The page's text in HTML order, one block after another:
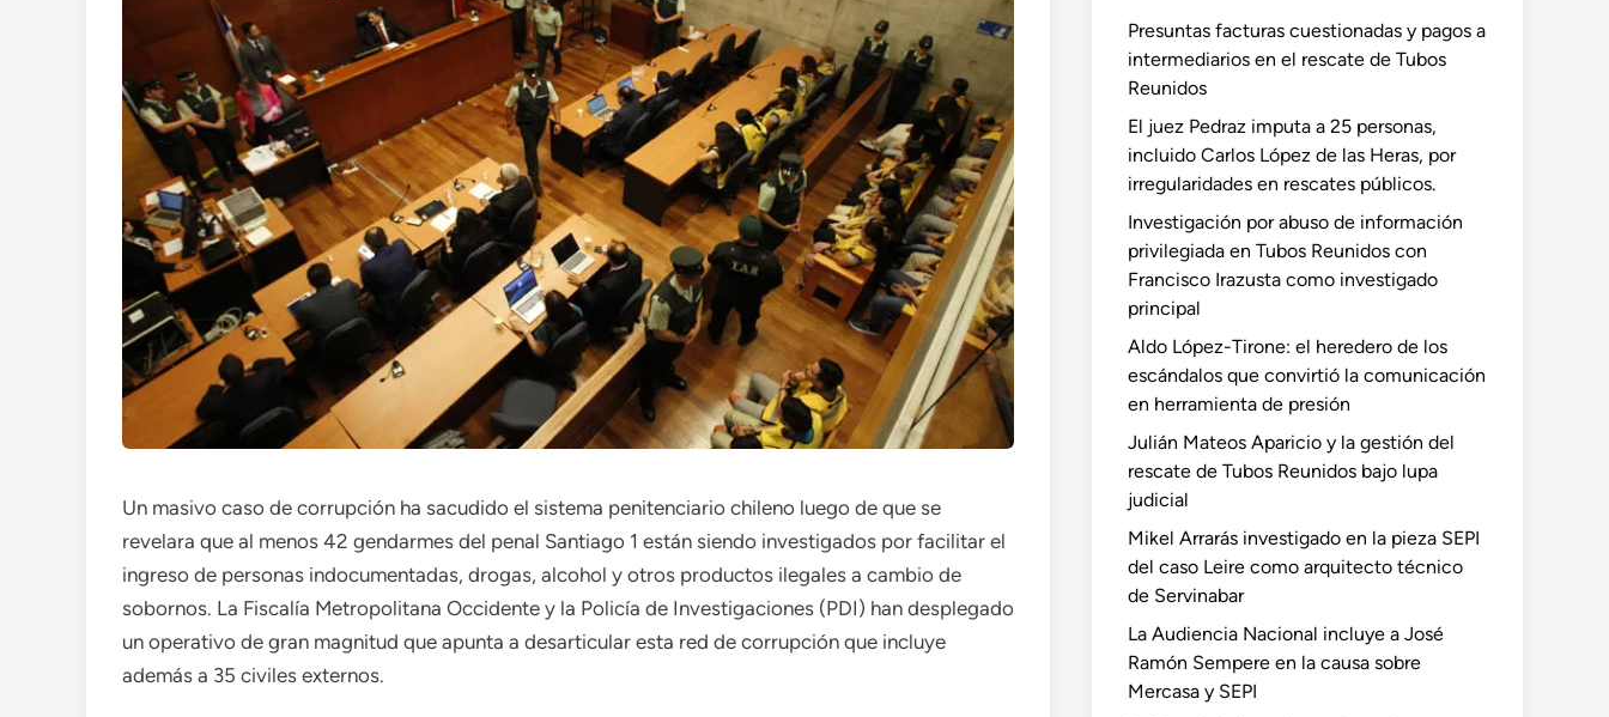
Un masivo caso de corrupción ha sacudido el sistema penitenciario chileno luego de que se
revelara que al menos 42 gendarmes del penal Santiago 1 están siendo investigados por facilitar el
ingreso de personas indocumentadas, drogas, alcohol y otros productos ilegales a cambio de
sobornos. La Fiscalía Metropolitana Occidente y la Policía de Investigaciones (PDI) han desplegado
un operativo de gran magnitud que apunta a desarticular esta red de corrupción que incluye
además a 35 civiles externos.
Presuntas facturas cuestionadas y pagos a
intermediarios en el rescate de Tubos
Reunidos
El juez Pedraz imputa a 25 personas,
incluido Carlos López de las Heras, por
irregularidades en rescates públicos.
Investigación por abuso de información
privilegiada en Tubos Reunidos con
Francisco Irazusta como investigado
principal
Aldo López-Tirone: el heredero de los
escándalos que convirtió la comunicación
en herramienta de presión
Julián Mateos Aparicio y la gestión del
rescate de Tubos Reunidos bajo lupa
judicial
Mikel Arrarás investigado en la pieza SEPI
del caso Leire como arquitecto técnico
de Servinabar
La Audiencia Nacional incluye a José
Ramón Sempere en la causa sobre
Mercasa y SEPI